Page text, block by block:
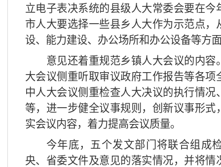
立电子表决系统的县级人大常委会要在今
市人大要选择一些县乡人大作为示范点，
设、能力建设、办公场所和办公设备等方
意见还着重规范乡镇人大会议的内容
大会议侧重听取审议政府工作报告等各项
中人大会议侧重检查人大决议的执行情况
等，进一步健全议事规则，创新议事形式
实会议内容，着力提高会议质量。
今年底，五个发文部门将联合组成
央、省委文件及意见的落实情况，并将情